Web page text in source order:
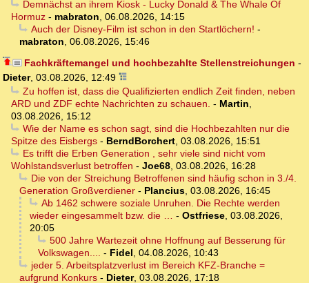
Demnächst an ihrem Kiosk - Lucky Donald & The Whale Of
Hormuz - mabraton, 06.08.2026, 14:15
Auch der Disney-Film ist schon in den Startlöchern! -
mabraton, 06.08.2026, 15:46
Fachkräftemangel und hochbezahlte Stellenstreichungen -
Dieter, 03.08.2026, 12:49
Zu hoffen ist, dass die Qualifizierten endlich Zeit finden, neben
ARD und ZDF echte Nachrichten zu schauen. - Martin,
03.08.2026, 15:12
Wie der Name es schon sagt, sind die Hochbezahlten nur die
Spitze des Eisbergs - BerndBorchert, 03.08.2026, 15:51
Es trifft die Erben Generation , sehr viele sind nicht vom
Wohlstandsverlust betroffen - Joe68, 03.08.2026, 16:28
Die von der Streichung Betroffenen sind häufig schon in 3./4.
Generation Großverdiener - Plancius, 03.08.2026, 16:45
Ab 1462 schwere soziale Unruhen. Die Rechte werden
wieder eingesammelt bzw. die … - Ostfriese, 03.08.2026,
20:05
500 Jahre Wartezeit ohne Hoffnung auf Besserung für
Volkswagen.... - Fidel, 04.08.2026, 10:43
jeder 5. Arbeitsplatzverlust im Bereich KFZ-Branche =
aufgrund Konkurs - Dieter, 03.08.2026, 17:18